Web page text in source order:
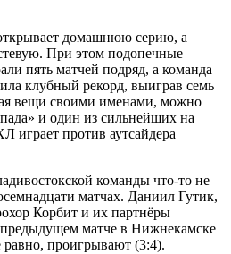
домашнюю серию, а
При этом подопечные
пять матчей подряд, а команда
клубный рекорд, выиграв семь
вещи своими именами, можно
и один из сильнейших на
играет против аутсайдера
команды что-то не
матчах. Даниил Гутик,
Корбит и их партнёры
предыдущем матче в Нижнекамске
проигрывают (3:4).